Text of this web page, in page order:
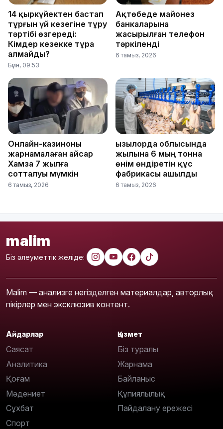
14 қыркүйектен бастап
тұрғын үй кезегіне тұру
тәртібі өзгереді:
Кімдер кезекке тұра
алмайды?
Бүгін, 09:53
Ақтөбеде майонез
банкаларына
жасырылған телефон
тәркіленді
6 тамыз, 2026
Онлайн-казиноны
жарнамалаған Қайсар
Хамза 7 жылға
сотталуы мүмкін
6 тамыз, 2026
Қызылорда облысында
жылына 6 мың тонна
өнім өндіретін құс
фабрикасы ашылды
6 тамыз, 2026
malim
Біз әлеуметтік желіде:
Malim — анализге негізделген материалдар, авторлық
пікірлер мен эксклюзив контент.
Айдарлар
Саясат
Аналитика
Қоғам
Мәдениет
Сұхбат
Спорт
Қызмет
Біз туралы
Жарнама
Байланыс
Құпиялылық
Пайдалану ережесі